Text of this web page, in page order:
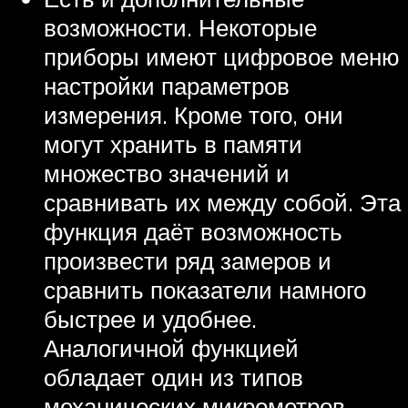
возможности. Некоторые
приборы имеют цифровое меню
настройки параметров
измерения. Кроме того, они
могут хранить в памяти
множество значений и
сравнивать их между собой. Эта
функция даёт возможность
произвести ряд замеров и
сравнить показатели намного
быстрее и удобнее.
Аналогичной функцией
обладает один из типов